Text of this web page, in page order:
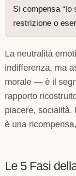
Si compensa “lo
restrizione o
La neutralità
indifferenza, ma
morale — è il
rapporto
piacere, socialità.
è una
Le 5 Fasi